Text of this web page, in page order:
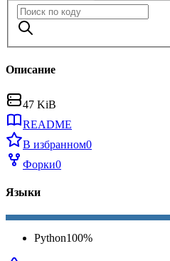
Описание
47 KiB
README
В избранном0
Форки0
Языки
Python100%